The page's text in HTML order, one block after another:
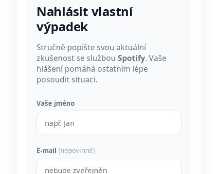
Nahlásit vlastní
výpadek
Stručně popište svou aktuální
zkušenost se službou Spotify. Vaše
hlášení pomáhá ostatním lépe
posoudit situaci.
Vaše jméno
E-mail (nepovinné)